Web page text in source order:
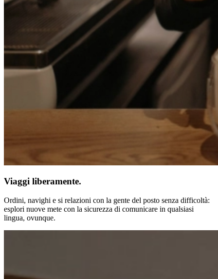
Viaggi liberamente.
Ordini, navighi e si relazioni con la gente del posto senza difficoltà:
esplori nuove mete con la sicurezza di comunicare in qualsiasi
lingua, ovunque.